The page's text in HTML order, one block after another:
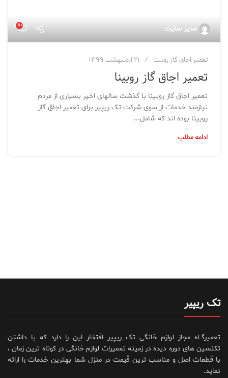
مدیر سایت ۱,۱۹۰
تعمیر اجاق گاز روبینا ۲۱ اردیبهشت ۱۳۹۹
تعمیر اجاق گاز روبینا
تعمیر اجاق گاز روبینا با گذشت سالهای اخیر بسیاری از مردم
نیازمند خدمات از سوی شرکت تک ریپیر برای تعمیر اجاق گاز
روبینا بوده اند که شامل...
ادامه مطلب
تک ریپیر
تعمیرگــاه مجاز لوازم خانگی تک ریپیر افتخار این را دارد که با داشتن
تکنسین های دوره دیده در زمینه تعمیرات لوازم خانگی در کوتاه ترین زمان ،
با قطعات اصل و مناسب ترین قیمت در منزل شما بهترین خدمات را ارائه
نماید.